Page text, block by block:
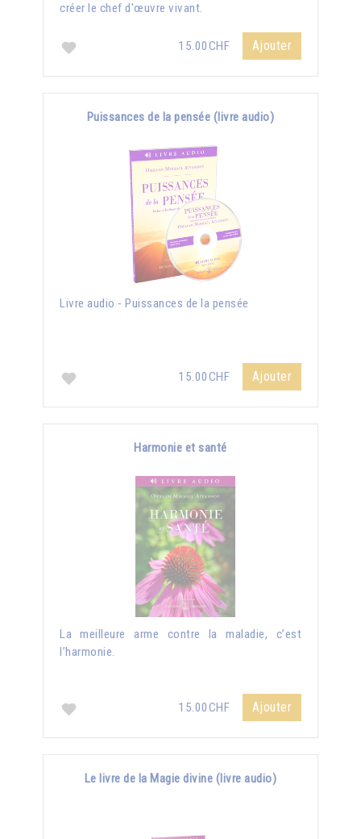
créer le chef d'œuvre vivant.
15.00CHF Ajouter
Puissances de la pensée (livre audio)
Livre audio - Puissances de la pensée
15.00CHF Ajouter
Harmonie et santé
La meilleure arme contre la maladie, c’est
l’harmonie.
15.00CHF Ajouter
Le livre de la Magie divine (livre audio)